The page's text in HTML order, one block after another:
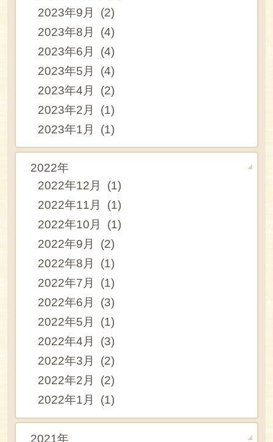
2023年9月 (2)
2023年8月 (4)
2023年6月 (4)
2023年5月 (4)
2023年4月 (2)
2023年2月 (1)
2023年1月 (1)
2022年
2022年12月 (1)
2022年11月 (1)
2022年10月 (1)
2022年9月 (2)
2022年8月 (1)
2022年7月 (1)
2022年6月 (3)
2022年5月 (1)
2022年4月 (3)
2022年3月 (2)
2022年2月 (2)
2022年1月 (1)
2021年